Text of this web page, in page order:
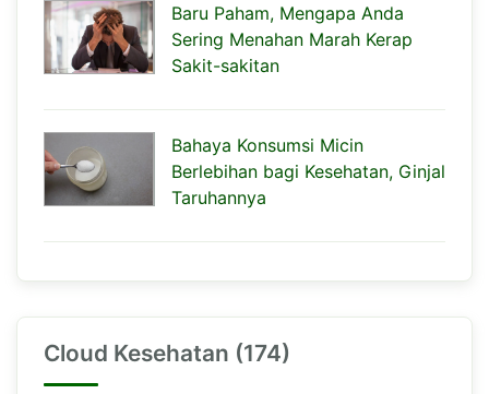
Baru Paham, Mengapa Anda
Sering Menahan Marah Kerap
Sakit-sakitan
Bahaya Konsumsi Micin
Berlebihan bagi Kesehatan, Ginjal
Taruhannya
Cloud Kesehatan (174)